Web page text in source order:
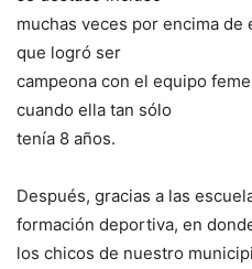
muchas veces por encima
que logró ser
campeona con el equipo
cuando ella tan sólo
tenía 8 años.
Después, gracias a las
formación deportiva, en
los chicos de nuestro